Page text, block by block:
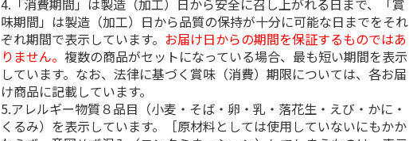
4.「消費期間」は製造（加工）日から安全に召し上がれる日まで、「賞
味期間」は製造（加工）日から品質の保持が十分に可能な日までをそれ
ぞれ期間で表示しています。 お届け日からの期間を保証するものではあ
りません。複数の商品がセットになっている場合、最も短い期間を表示
しています。なお、法律に基づく賞味（消費）期限については、各お届
け商品に記載しています。
5.アレルギー物質８品目（小麦・そば・卵・乳・落花生・えび・かに・
くるみ）を表示しています。［原材料としては使用していないにもかか